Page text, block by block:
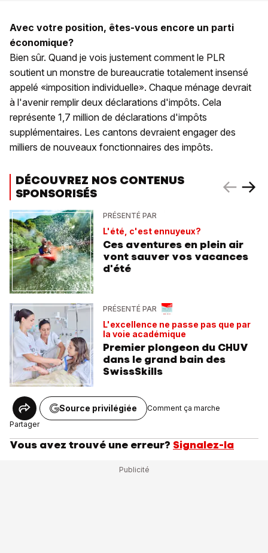
Avec votre position, êtes-vous encore un parti
économique?
Bien sûr. Quand je vois justement comment le PLR
soutient un monstre de bureaucratie totalement insensé
appelé «imposition individuelle». Chaque ménage devrait
à l'avenir remplir deux déclarations d'impôts. Cela
représente 1,7 million de déclarations d'impôts
supplémentaires. Les cantons devraient engager des
milliers de nouveaux fonctionnaires des impôts.
DÉCOUVREZ NOS CONTENUS
SPONSORISÉS
PRÉSENTÉ PAR
L'été, c'est ennuyeux?
Ces aventures en plein air
vont sauver vos vacances
d'été
PRÉSENTÉ PAR
L'excellence ne passe pas que par
la voie académique
Premier plongeon du CHUV
dans le grand bain des
SwissSkills
Partager
Source privilégiée Comment ça marche
Vous avez trouvé une erreur? Signalez-la